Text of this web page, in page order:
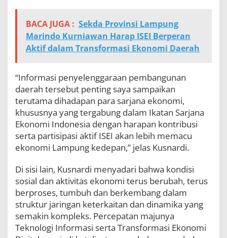
BACA JUGA : Sekda Provinsi Lampung
Marindo Kurniawan Harap ISEI Berperan
Aktif dalam Transformasi Ekonomi Daerah
“Informasi penyelenggaraan pembangunan
daerah tersebut penting saya sampaikan
terutama dihadapan para sarjana ekonomi,
khususnya yang tergabung dalam Ikatan Sarjana
Ekonomi Indonesia dengan harapan kontribusi
serta partisipasi aktif ISEI akan lebih memacu
ekonomi Lampung kedepan,” jelas Kusnardi.
Di sisi lain, Kusnardi menyadari bahwa kondisi
sosial dan aktivitas ekonomi terus berubah, terus
berproses, tumbuh dan berkembang dalam
struktur jaringan keterkaitan dan dinamika yang
semakin kompleks. Percepatan majunya
Teknologi Informasi serta Transformasi Ekonomi